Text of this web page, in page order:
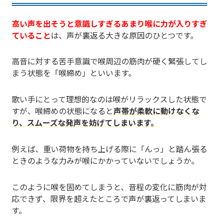
高い声を出そうと意識しすぎるあまり喉に力が入りすぎ
ていることは、声が裏返る大きな原因のひとつです。
高音に対する苦手意識で喉周辺の筋肉が硬く緊張してし
まう状態を「喉締め」といいます。
歌い手にとって理想的なのは喉がリラックスした状態で
すが、喉締めの状態になると声帯が柔軟に動けなくな
り、スムーズな発声を妨げてしまいます。
例えば、重い荷物を持ち上げる際に「んっ」と踏ん張る
ときのような力みが喉にかかっていないでしょうか。
このように喉を固めてしまうと、音程の変化に筋肉が対
応できず、限界を超えたところで声が裏返ってしまいま
す。